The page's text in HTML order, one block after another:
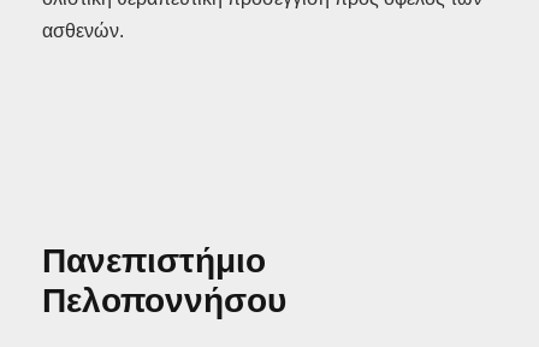
ασθενών.
Πανεπιστήμιο
Πελοποννήσου